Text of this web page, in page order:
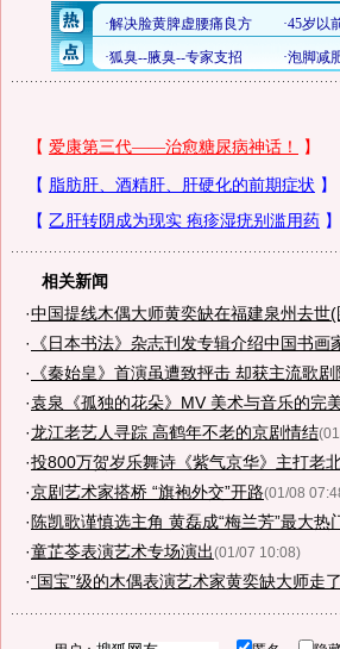
相关新闻
·中国提线木偶大师黄奕缺在福建泉州去世(
· 《日本书法》杂志刊发专辑介绍中国书画
· 《秦始皇》首演虽遭致抨击 却获主流歌剧
·袁泉《孤独的花朵》MV 美术与音乐的完
·龙江老艺人寻踪 高鹤年不老的京剧情结
·投800万贺岁乐舞诗《紫气京华》主打老
·京剧艺术家搭桥 “旗袍外交”开路(01/08
· 陈凯歌谨慎选主角 黄磊成“梅兰芳”最大热
·童芷苓表演艺术专场演出(01/07 10:08)
·“国宝”级的木偶表演艺术家黄奕缺大师走